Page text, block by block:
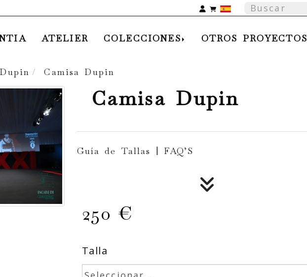
Identifícate
ATELIER COLECCIONES OTROS PROYECTOS
Dupin Camisa Dupin
Camisa Dupin
Guía de Tallas FAQ’S
250 €
Talla